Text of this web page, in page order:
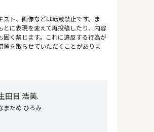
ト、画像などは転載禁止です。ま
とに表現を変えて再投稿したり、内容
固く禁じます。これに違反する行為が
置を取らせていただくことがありま
田目 浩美.
まため ひろみ